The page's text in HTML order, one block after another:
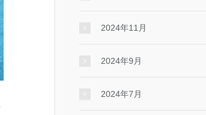
2024年11月
2024年9月
2024年7月